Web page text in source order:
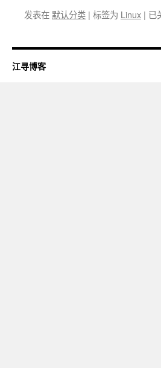
发表在 默认分类 | 标签为 Linux |
命
已
江寻博客